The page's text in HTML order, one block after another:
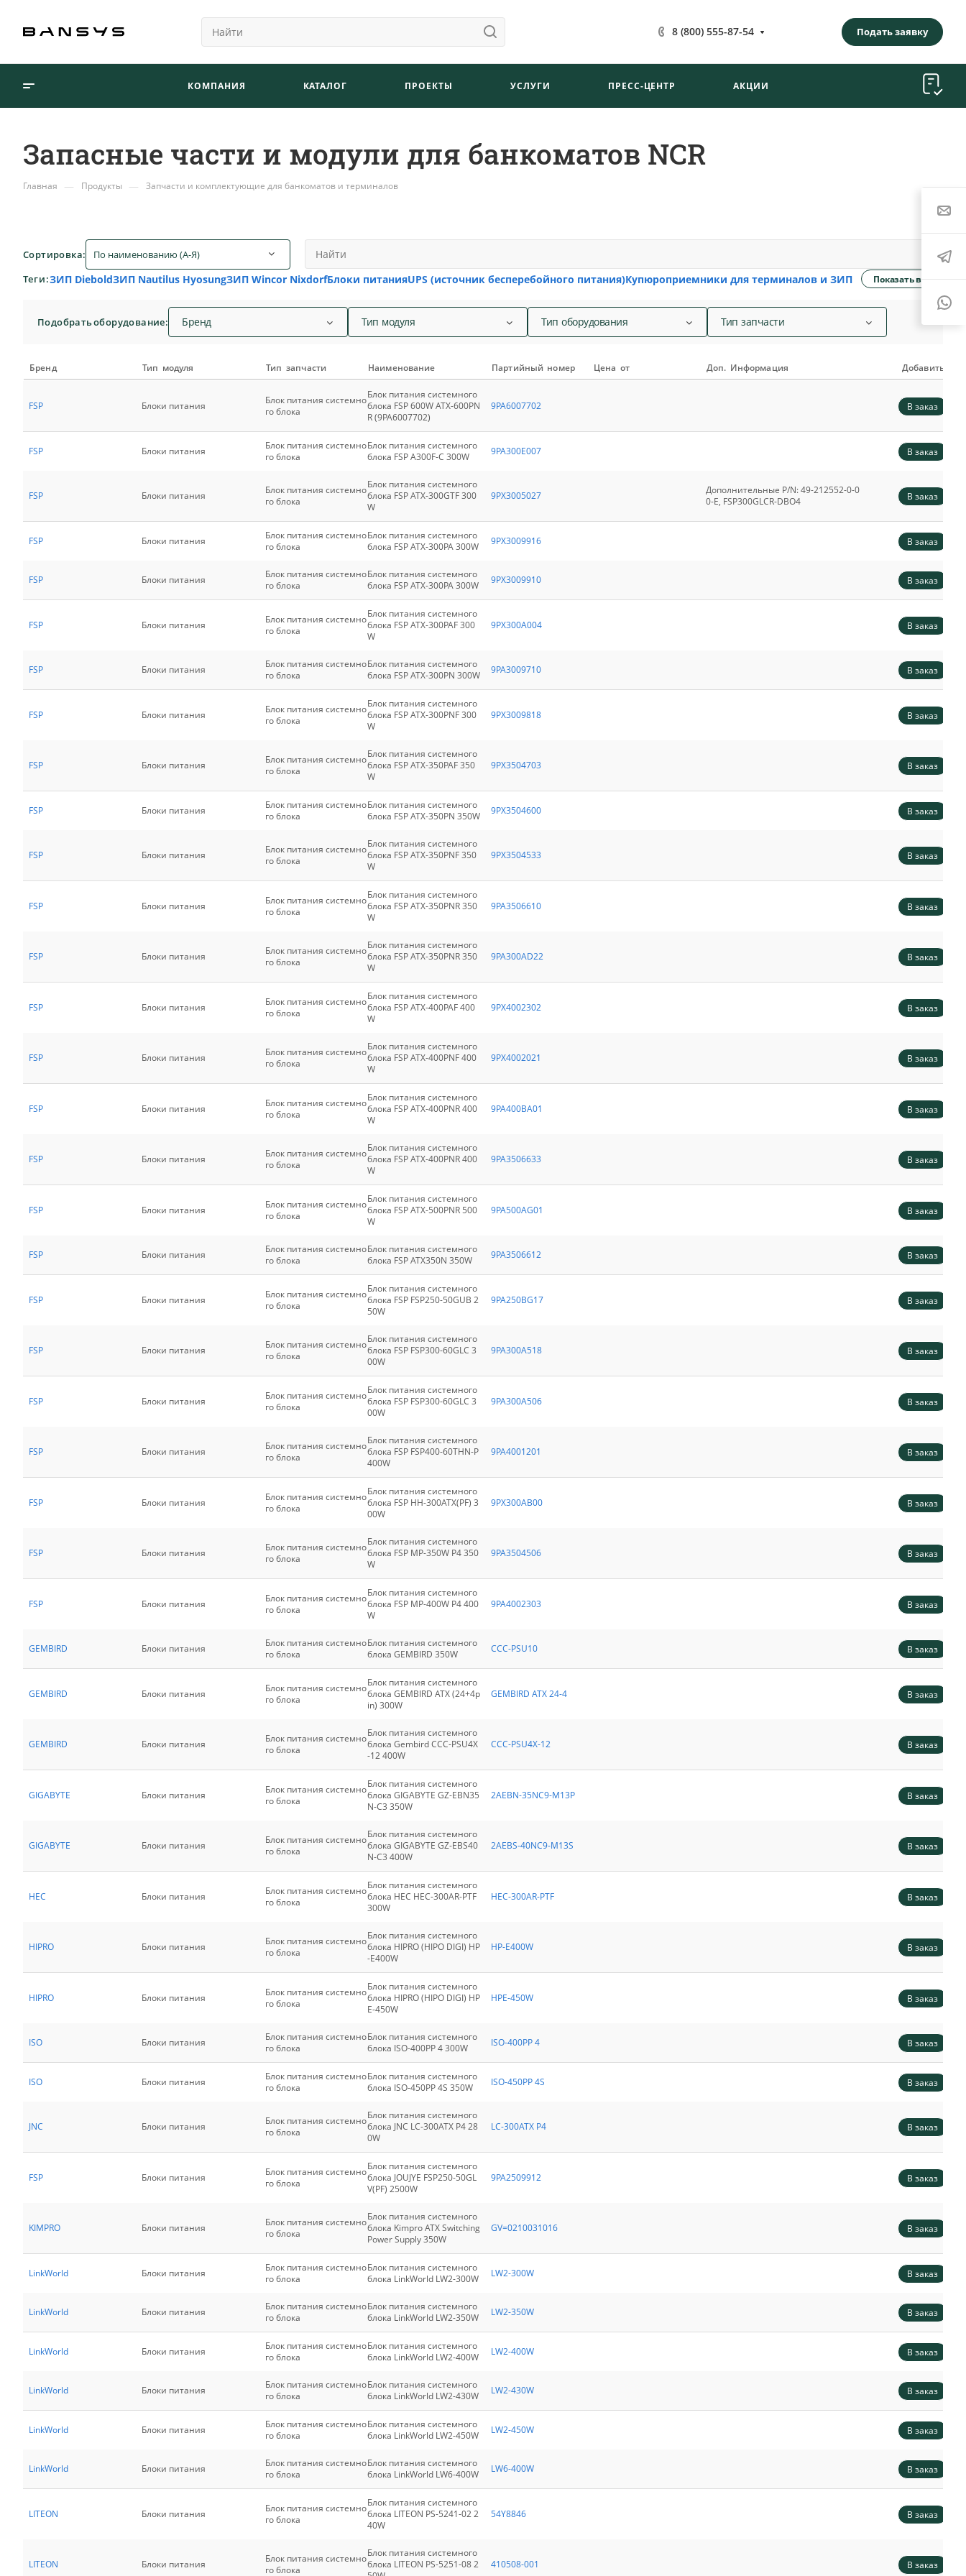
8 (800) 555-87-54 Подать заявку
КОМПАНИЯ КАТАЛОГ ПРОЕКТЫ УСЛУГИ ПРЕСС-ЦЕНТР АКЦИИ
Запасные части и модули для банкоматов NCR
Главная — Продукты — Запчасти и комплектующие для банкоматов и терминалов
Сортировка:
По наименованию (А-Я)
Теги:ЗИП DieboldЗИП Nautilus HyosungЗИП Wincor NixdorfБлоки питанияUPS (источник бесперебойного питания)Купюроприемники для терминалов и ЗИП
Показать все
Подобрать оборудование: Бренд Тип модуля Тип оборудования Тип запчасти
Бренд Тип модуля Тип запчасти Наименование Партийный номер Цена от Доп. Информация Добавить
FSP Блоки питания
Блок питания системно
го блока
Блок питания системного
блока FSP 600W ATX-600PN
R (9PA6007702)
9PA6007702 В заказ
FSP Блоки питания
Блок питания системно
го блока
Блок питания системного
блока FSP A300F-C 300W
9PA300E007 В заказ
FSP Блоки питания
Блок питания системно
го блока
Блок питания системного
блока FSP ATX-300GTF 300
W
9PX3005027
Дополнительные P/N: 49-212552-0-0
0-E, FSP300GLCR-DBO4
В заказ
FSP Блоки питания
Блок питания системно
го блока
Блок питания системного
блока FSP ATX-300PA 300W
9PX3009916 В заказ
FSP Блоки питания
Блок питания системно
го блока
Блок питания системного
блока FSP ATX-300PA 300W
9PX3009910 В заказ
FSP Блоки питания
Блок питания системно
го блока
Блок питания системного
блока FSP ATX-300PAF 300
W
9PX300A004 В заказ
FSP Блоки питания
Блок питания системно
го блока
Блок питания системного
блока FSP ATX-300PN 300W
9PA3009710 В заказ
FSP Блоки питания
Блок питания системно
го блока
Блок питания системного
блока FSP ATX-300PNF 300
W
9PX3009818 В заказ
FSP Блоки питания
Блок питания системно
го блока
Блок питания системного
блока FSP ATX-350PAF 350
W
9PX3504703 В заказ
FSP Блоки питания
Блок питания системно
го блока
Блок питания системного
блока FSP ATX-350PN 350W
9PX3504600 В заказ
FSP Блоки питания
Блок питания системно
го блока
Блок питания системного
блока FSP ATX-350PNF 350
W
9PX3504533 В заказ
FSP Блоки питания
Блок питания системно
го блока
Блок питания системного
блока FSP ATX-350PNR 350
W
9PA3506610 В заказ
FSP Блоки питания
Блок питания системно
го блока
Блок питания системного
блока FSP ATX-350PNR 350
W
9PA300AD22 В заказ
FSP Блоки питания
Блок питания системно
го блока
Блок питания системного
блока FSP ATX-400PAF 400
W
9PX4002302 В заказ
FSP Блоки питания
Блок питания системно
го блока
Блок питания системного
блока FSP ATX-400PNF 400
W
9PX4002021 В заказ
FSP Блоки питания
Блок питания системно
го блока
Блок питания системного
блока FSP ATX-400PNR 400
W
9PA400BA01 В заказ
FSP Блоки питания
Блок питания системно
го блока
Блок питания системного
блока FSP ATX-400PNR 400
W
9PA3506633 В заказ
FSP Блоки питания
Блок питания системно
го блока
Блок питания системного
блока FSP ATX-500PNR 500
W
9PA500AG01 В заказ
FSP Блоки питания
Блок питания системно
го блока
Блок питания системного
блока FSP ATX350N 350W
9PA3506612 В заказ
FSP Блоки питания
Блок питания системно
го блока
Блок питания системного
блока FSP FSP250-50GUB 2
50W
9PA250BG17 В заказ
FSP Блоки питания
Блок питания системно
го блока
Блок питания системного
блока FSP FSP300-60GLC 3
00W
9PA300A518 В заказ
FSP Блоки питания
Блок питания системно
го блока
Блок питания системного
блока FSP FSP300-60GLC 3
00W
9PA300A506 В заказ
FSP Блоки питания
Блок питания системно
го блока
Блок питания системного
блока FSP FSP400-60THN-P
400W
9PA4001201 В заказ
FSP Блоки питания
Блок питания системно
го блока
Блок питания системного
блока FSP HH-300ATX(PF) 3
00W
9PX300AB00 В заказ
FSP Блоки питания
Блок питания системно
го блока
Блок питания системного
блока FSP MP-350W P4 350
W
9PA3504506 В заказ
FSP Блоки питания
Блок питания системно
го блока
Блок питания системного
блока FSP MP-400W P4 400
W
9PA4002303 В заказ
GEMBIRD Блоки питания
Блок питания системно
го блока
Блок питания системного
блока GEMBIRD 350W
CCC-PSU10 В заказ
GEMBIRD Блоки питания
Блок питания системно
го блока
Блок питания системного
блока GEMBIRD ATX (24+4p
in) 300W
GEMBIRD ATX 24-4 В заказ
GEMBIRD Блоки питания
Блок питания системно
го блока
Блок питания системного
блока Gembird CCC-PSU4X
-12 400W
CCC-PSU4X-12 В заказ
GIGABYTE Блоки питания
Блок питания системно
го блока
Блок питания системного
блока GIGABYTE GZ-EBN35
N-C3 350W
2AEBN-35NC9-M13P В заказ
GIGABYTE Блоки питания
Блок питания системно
го блока
Блок питания системного
блока GIGABYTE GZ-EBS40
N-C3 400W
2AEBS-40NC9-M13S В заказ
HEC Блоки питания
Блок питания системно
го блока
Блок питания системного
блока HEC HEC-300AR-PTF
300W
HEC-300AR-PTF В заказ
HIPRO Блоки питания
Блок питания системно
го блока
Блок питания системного
блока HIPRO (HIPO DIGI) HP
-E400W
HP-E400W В заказ
HIPRO Блоки питания
Блок питания системно
го блока
Блок питания системного
блока HIPRO (HIPO DIGI) HP
E-450W
HPE-450W В заказ
ISO Блоки питания
Блок питания системно
го блока
Блок питания системного
блока ISO-400PP 4 300W
ISO-400PP 4 В заказ
ISO Блоки питания
Блок питания системно
го блока
Блок питания системного
блока ISO-450PP 4S 350W
ISO-450PP 4S В заказ
JNC Блоки питания
Блок питания системно
го блока
Блок питания системного
блока JNC LC-300ATX P4 28
0W
LC-300ATX P4 В заказ
FSP Блоки питания
Блок питания системно
го блока
Блок питания системного
блока JOUJYE FSP250-50GL
V(PF) 2500W
9PA2509912 В заказ
KIMPRO Блоки питания
Блок питания системно
го блока
Блок питания системного
блока Kimpro ATX Switching
Power Supply 350W
GV=0210031016 В заказ
LinkWorld Блоки питания
Блок питания системно
го блока
Блок питания системного
блока LinkWorld LW2-300W
LW2-300W В заказ
LinkWorld Блоки питания
Блок питания системно
го блока
Блок питания системного
блока LinkWorld LW2-350W
LW2-350W В заказ
LinkWorld Блоки питания
Блок питания системно
го блока
Блок питания системного
блока LinkWorld LW2-400W
LW2-400W В заказ
LinkWorld Блоки питания
Блок питания системно
го блока
Блок питания системного
блока LinkWorld LW2-430W
LW2-430W В заказ
LinkWorld Блоки питания
Блок питания системно
го блока
Блок питания системного
блока LinkWorld LW2-450W
LW2-450W В заказ
LinkWorld Блоки питания
Блок питания системно
го блока
Блок питания системного
блока LinkWorld LW6-400W
LW6-400W В заказ
LITEON Блоки питания
Блок питания системно
го блока
Блок питания системного
блока LITEON PS-5241-02 2
40W
54Y8846 В заказ
LITEON Блоки питания
Блок питания системно
го блока
Блок питания системного
блока LITEON PS-5251-08 2
410508-001 В заказ